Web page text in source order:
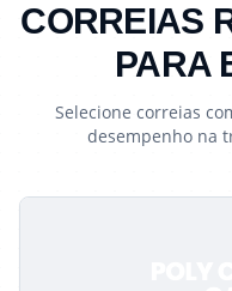
CORREIAS
PARA
Selecione correias
desempenho na